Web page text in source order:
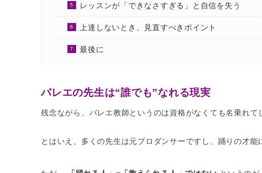
レッスンが「できなさすぎる」と自信を失う
上達しないとき、見直すべきポイント
最後に
バレエの先生は“誰でも”なれる現実
残念ながら、バレエ教師というのは資格がなくても名乗れて
とはいえ、多くの先生は元プロダンサーですし、踊りの才能